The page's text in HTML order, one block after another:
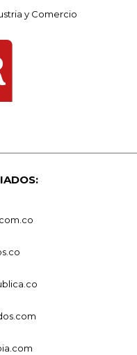
y Comercio